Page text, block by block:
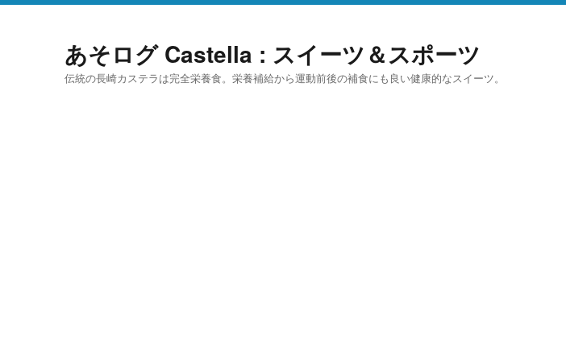
あそログ Castella : スイーツ＆スポーツ
伝統の長崎カステラは完全栄養食。栄養補給から運動前後の補食にも良い健康的なスイーツ。